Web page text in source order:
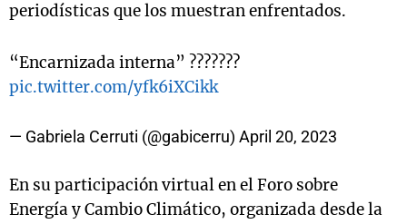
periodísticas que los muestran enfrentados.
“Encarnizada interna” ???????
pic.twitter.com/yfk6iXCikk
— Gabriela Cerruti (@gabicerru) April 20, 2023
En su participación virtual en el Foro sobre
Energía y Cambio Climático, organizada desde la